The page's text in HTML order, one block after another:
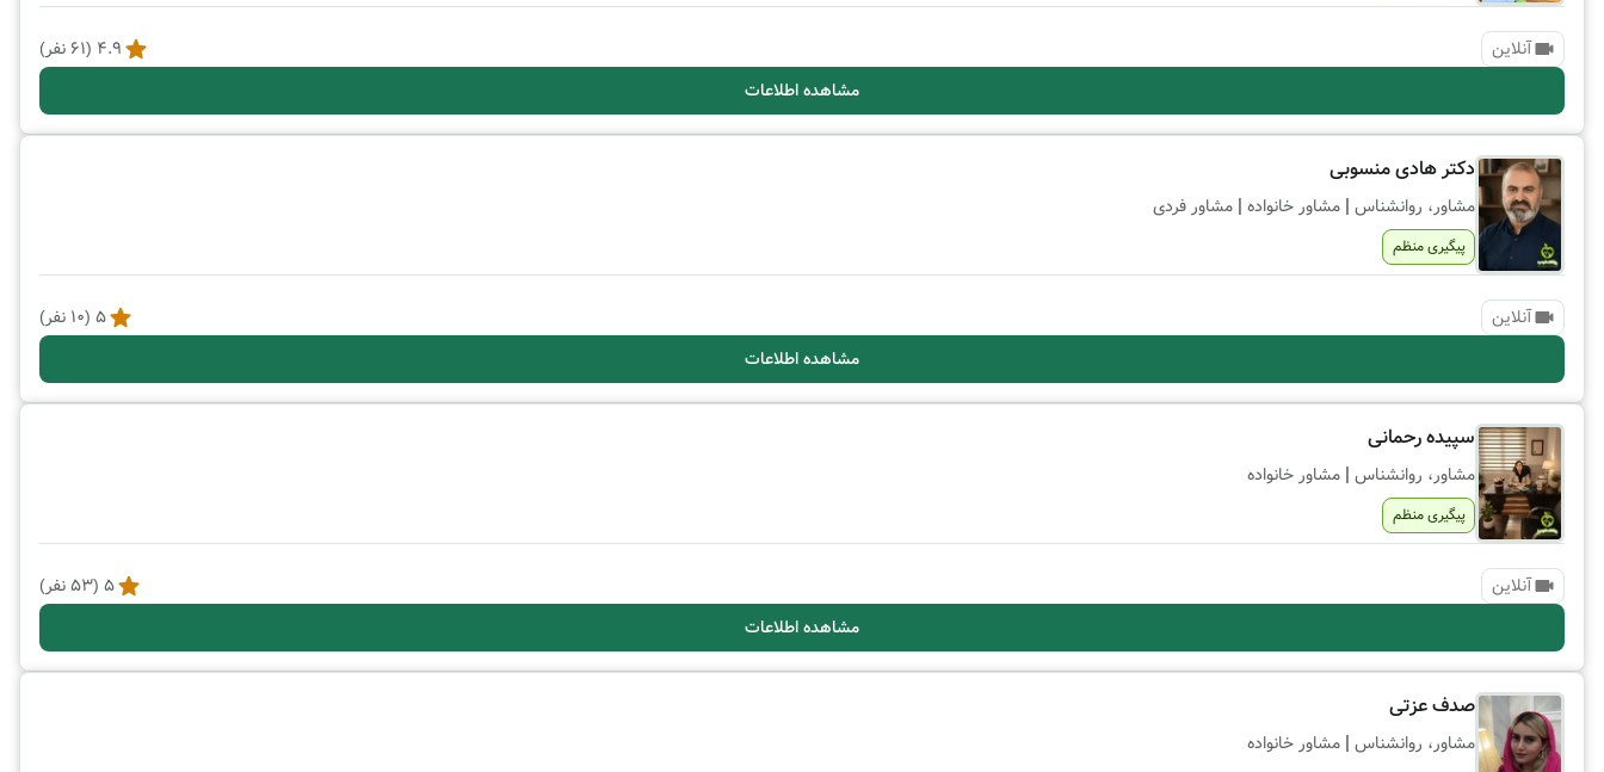
آنلاین 4.9
(
61 نفر)
مشاهده اطلاعات
دکتر هادی منسوبی
مشاور، روانشناس | مشاور خانواده | مشاور فردی
پیگیری منظم
آنلاین 5
(
10 نفر)
مشاهده اطلاعات
سپیده رحمانی
مشاور، روانشناس | مشاور خانواده
پیگیری منظم
آنلاین 5
(
53نفر)
مشاهده اطلاعات
صدف عزتی
مشاور، روانشناس | مشاور خانواده